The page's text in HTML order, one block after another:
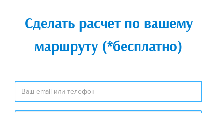
Сделать расчет по вашему
маршруту (*бесплатно)